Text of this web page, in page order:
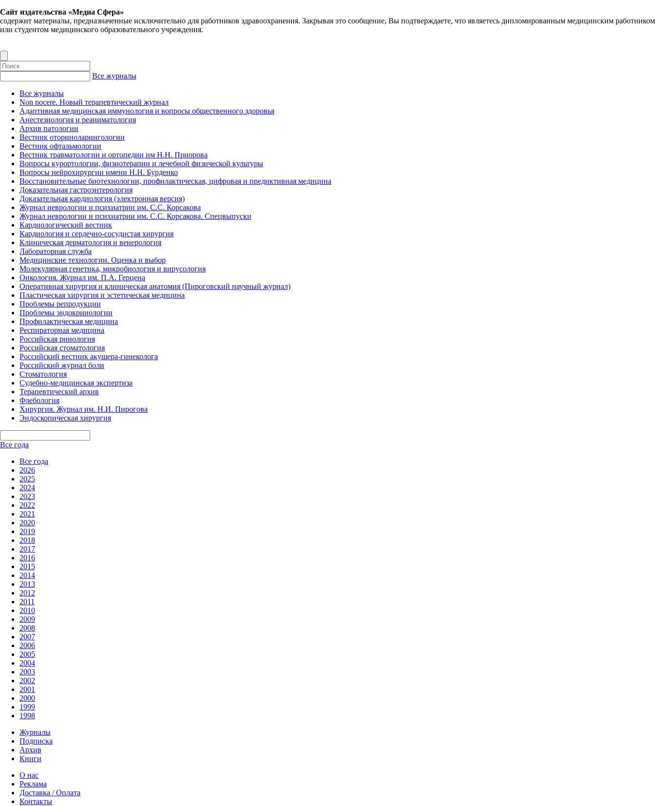
Сайт издательства «Медиа Сфера»
содержит материалы, предназначенные исключительно для работников здравоохранения. Закрывая это сообщение, Вы подтверждаете, что являетесь дипломированным медицинским работником
или студентом медицинского образовательного учреждения.
Все журналы
Все журналы
Non nocere. Новый терапевтический журнал
Адаптивная медицинская иммунология и вопросы общественного здоровья
Анестезиология и реаниматология
Архив патологии
Вестник оториноларингологии
Вестник офтальмологии
Вестник травматологии и ортопедии им Н.Н. Приорова
Вопросы курортологии, физиотерапии и лечебной физической культуры
Вопросы нейрохирургии имени Н.Н. Бурденко
Восстановительные биотехнологии, профилактическая, цифровая и предиктивная медицина
Доказательная гастроэнтерология
Доказательная кардиология (электронная версия)
Журнал неврологии и психиатрии им. С.С. Корсакова
Журнал неврологии и психиатрии им. С.С. Корсакова. Спецвыпуски
Кардиологический вестник
Кардиология и сердечно-сосудистая хирургия
Клиническая дерматология и венерология
Лабораторная служба
Медицинские технологии. Оценка и выбор
Молекулярная генетика, микробиология и вирусология
Онкология. Журнал им. П.А. Герцена
Оперативная хирургия и клиническая анатомия (Пироговский научный журнал)
Пластическая хирургия и эстетическая медицина
Проблемы репродукции
Проблемы эндокринологии
Профилактическая медицина
Респираторная медицина
Российская ринология
Российская стоматология
Российский вестник акушера-гинеколога
Российский журнал боли
Стоматология
Судебно-медицинская экспертиза
Терапевтический архив
Флебология
Хирургия. Журнал им. Н.И. Пирогова
Эндоскопическая хирургия
Все года
Все года
2026
2025
2024
2023
2022
2021
2020
2019
2018
2017
2016
2015
2014
2013
2012
2011
2010
2009
2008
2007
2006
2005
2004
2003
2002
2001
2000
1999
1998
Журналы
Подписка
Архив
Книги
О нас
Реклама
Доставка / Оплата
Контакты